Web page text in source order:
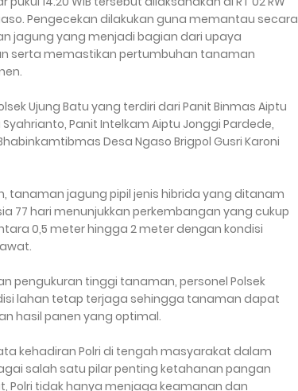
Pengecekan dilakukan guna memantau secara
jagung yang menjadi bagian dari upaya
serta memastikan pertumbuhan tanaman
Ujung Batu yang terdiri dari Panit Binmas Aiptu
Panit Intelkam Aiptu Jonggi Pardede,
Desa Ngaso Brigpol Gusri Karoni
tanaman jagung pipil jenis hibrida yang ditanam
77 hari menunjukkan perkembangan yang cukup
0,5 meter hingga 2 meter dengan kondisi
pengukuran tinggi tanaman, personel Polsek
lahan tetap terjaga sehingga tanaman dapat
hasil panen yang optimal.
kehadiran Polri di tengah masyarakat dalam
salah satu pilar penting ketahanan pangan
Polri tidak hanya menjaga keamanan dan